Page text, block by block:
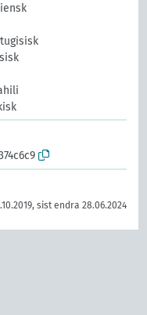
sist endra 28.06.2024